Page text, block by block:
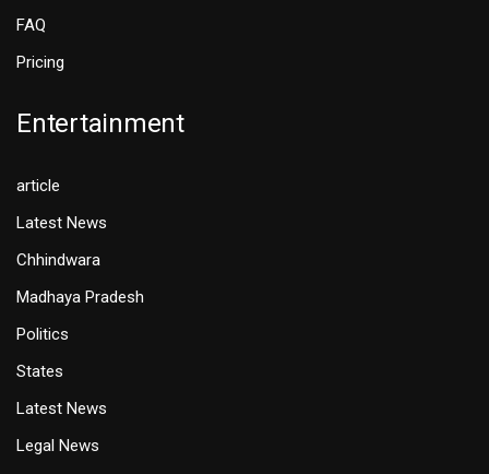
FAQ
Pricing
Entertainment
article
Latest News
Chhindwara
Madhaya Pradesh
Politics
States
Latest News
Legal News